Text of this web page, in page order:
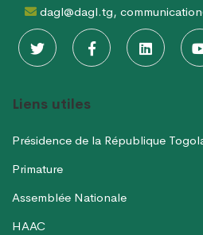
dagl@dagl.tg,
Liens utiles
Présidence de la République
Primature
Assemblée Nationale
HAAC